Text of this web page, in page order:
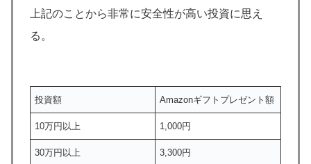
上記のことから非常に安全性が高い投資に思え
る。
投資額 Amazonギフトプレゼント額
10万円以上 1,000円
30万円以上 3,300円